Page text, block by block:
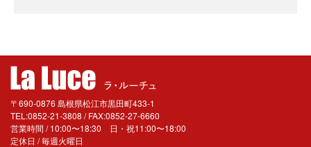
〒690-0876 島根県松江市黒田町433-1
TEL:0852-21-3808 / FAX:0852-27-6660
営業時間 / 10:00〜18:30 日・祝11:00〜18:00
定休日 / 毎週火曜日